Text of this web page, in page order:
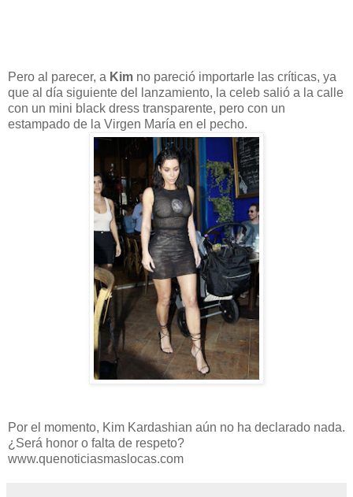
Pero al parecer, a Kim no pareció importarle las críticas, ya
que al día siguiente del lanzamiento, la celeb salió a la calle
con un mini black dress transparente, pero con un
estampado de la Virgen María en el pecho.
Por el momento, Kim Kardashian aún no ha declarado nada.
¿Será honor o falta de respeto?
www.quenoticiasmaslocas.com